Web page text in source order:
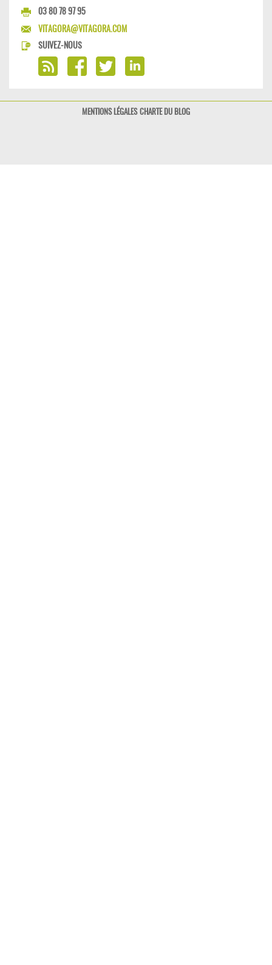
03 80 78 97 95
VITAGORA@VITAGORA.COM
SUIVEZ-NOUS
MENTIONS LÉGALES CHARTE DU BLOG